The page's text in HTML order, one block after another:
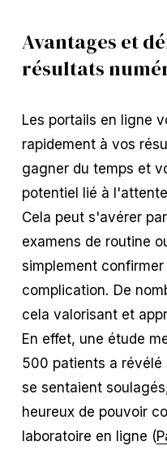
Avantages et
résultats
Les portails en ligne
rapidement à vos
gagner du temps et
potentiel lié à
Cela peut s'avérer
examens de routine
simplement
complication. De
cela valorisant et
En effet, une étude
500 patients a
se sentaient
heureux de pouvoir
laboratoire en ligne (